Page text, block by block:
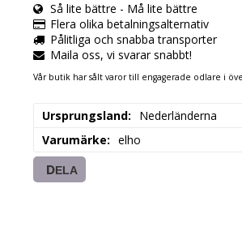
Så lite bättre - Må lite bättre
Flera olika betalningsalternativ
Pålitliga och snabba transporter
Maila oss, vi svarar snabbt!
Vår butik har sålt varor till engagerade odlare i
Ursprungsland
Nederländerna
Varumärke
elho
DELA